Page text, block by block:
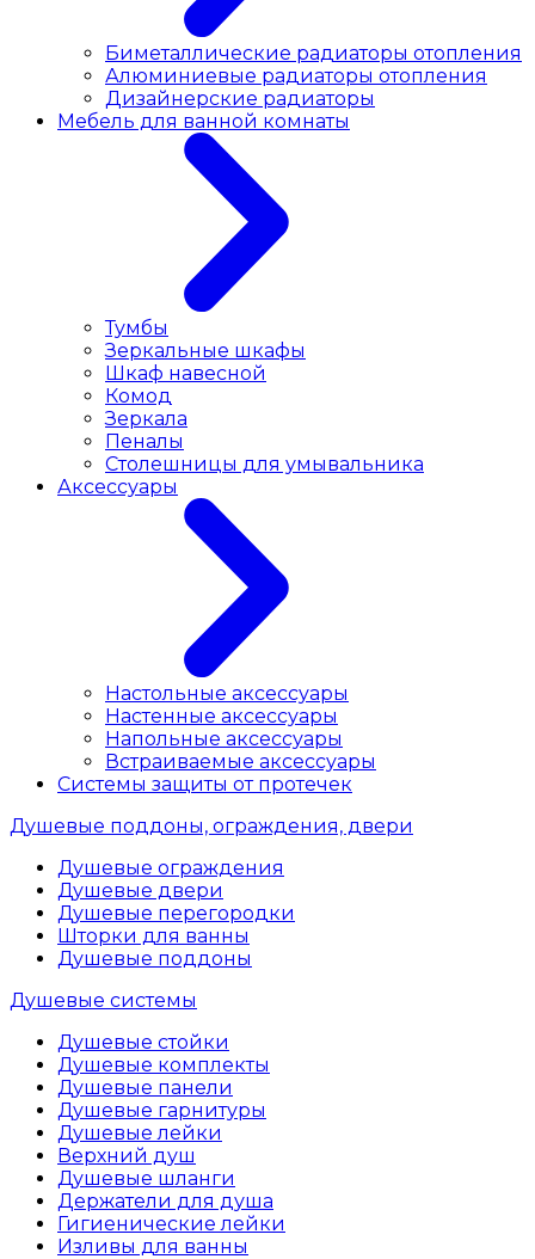
Биметаллические радиаторы отопления
Алюминиевые радиаторы отопления
Дизайнерские радиаторы
Мебель для ванной комнаты
Тумбы
Зеркальные шкафы
Шкаф навесной
Комод
Зеркала
Пеналы
Столешницы для умывальника
Аксессуары
Настольные аксессуары
Настенные аксессуары
Напольные аксессуары
Встраиваемые аксессуары
Системы защиты от протечек
Душевые поддоны, ограждения, двери
Душевые ограждения
Душевые двери
Душевые перегородки
Шторки для ванны
Душевые поддоны
Душевые системы
Душевые стойки
Душевые комплекты
Душевые панели
Душевые гарнитуры
Душевые лейки
Верхний душ
Душевые шланги
Держатели для душа
Гигиенические лейки
Изливы для ванны